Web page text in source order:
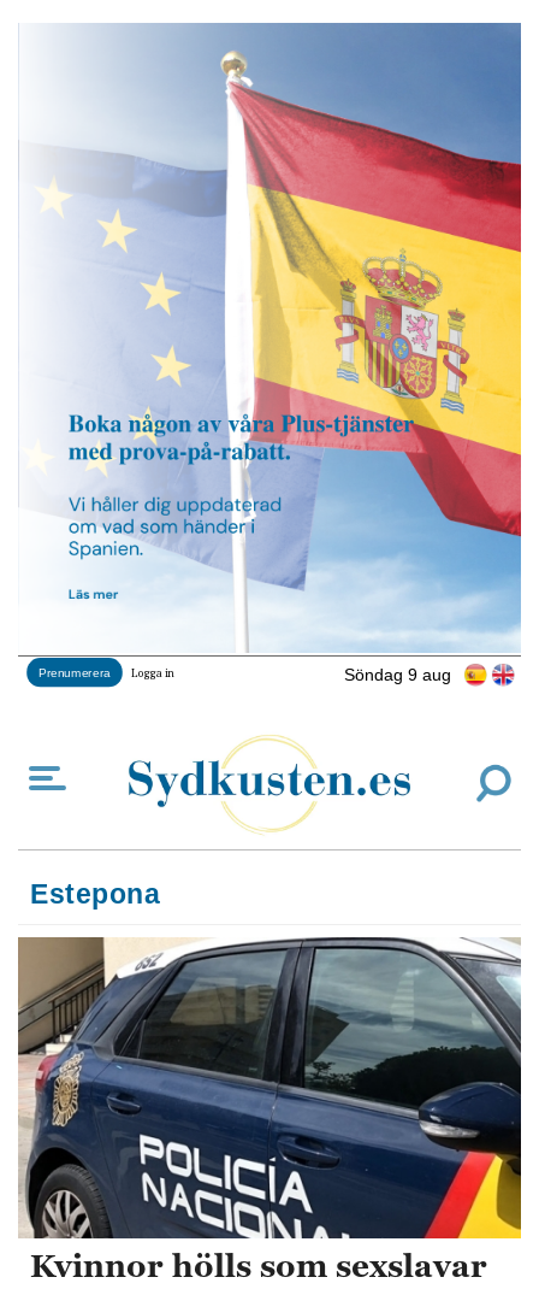
Söndag 9 aug
Prenumerera Logga in
Estepona
Kvinnor hölls som sexslavar